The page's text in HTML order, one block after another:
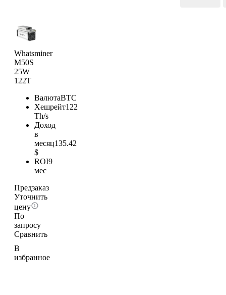
Whatsminer
M50S
25W
122T
ВалютаBTC
Хешрейт122
Th/s
Доход
в
месяц135.42
$
ROI9
мес
Предзаказ
Уточнить
цену
По
запросу
Сравнить
В
избранное